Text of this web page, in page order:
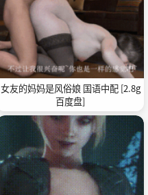
女友的妈妈是风俗娘 国语中配 [2.8g
百度盘]